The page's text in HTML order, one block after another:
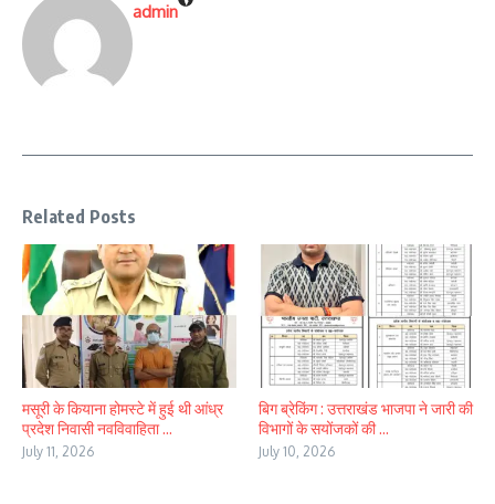
admin
Related Posts
मसूरी के कियाना होमस्टे में हुई थी आंध्र
प्रदेश निवासी नवविवाहिता ...
July 11, 2026
बिग ब्रेकिंग : उत्तराखंड भाजपा ने जारी की
विभागों के सयोंजकों की ...
July 10, 2026